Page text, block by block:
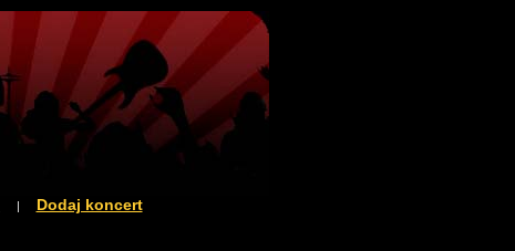
| Dodaj koncert